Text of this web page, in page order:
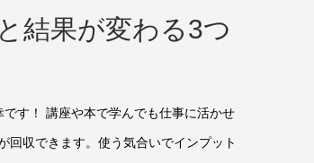
結果が変わる3つ
す！ 講座や本で学んでも仕事に活かせ
回収できます。使う気合いでインプット